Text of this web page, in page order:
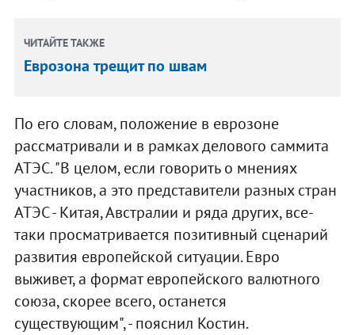
ЧИТАЙТЕ ТАКЖЕ
Еврозона трещит по швам
По его словам, положение в еврозоне
рассматривали и в рамках делового саммита
АТЭС. "В целом, если говорить о мнениях
участников, а это представители разных стран
АТЭС - Китая, Австралии и ряда других, все-
таки просматривается позитивный сценарий
развития европейской ситуации. Евро
выживет, а формат европейского валютного
союза, скорее всего, останется
существующим", - пояснил Костин.